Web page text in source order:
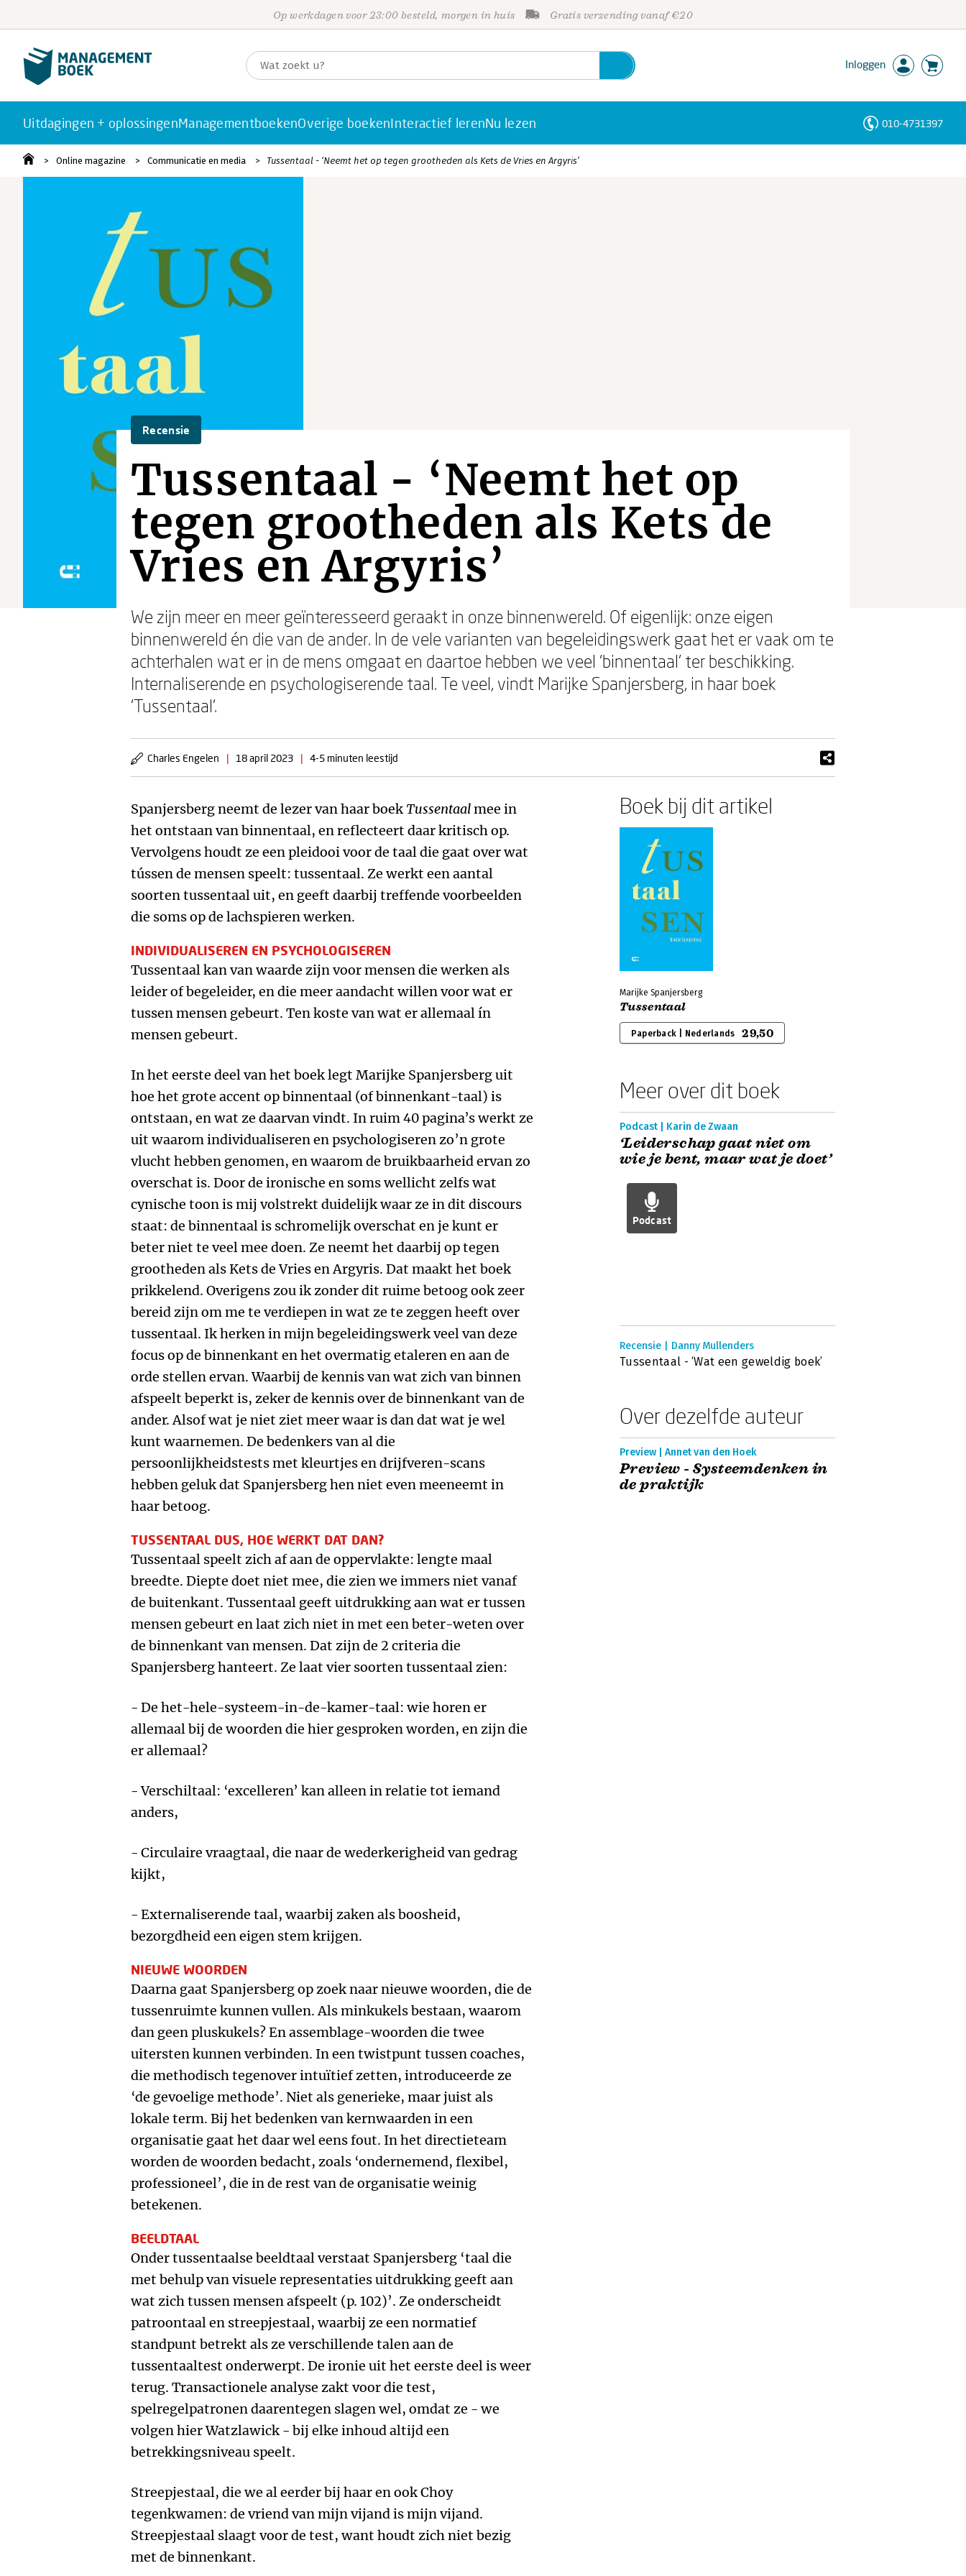
Op werkdagen voor 23:00 besteld, morgen in huis Gratis verzending vanaf €20
Inloggen
Uitdagingen + oplossingenManagementboekenOverige boekenInteractief lerenNu lezen 010-4731397
Online magazine Communicatie en media Tussentaal - ‘Neemt het op tegen grootheden als Kets de Vries en Argyris’
Recensie
Tussentaal - ‘Neemt het op
tegen grootheden als Kets de
Vries en Argyris’
We zijn meer en meer geïnteresseerd geraakt in onze binnenwereld. Of eigenlijk: onze eigen
binnenwereld én die van de ander. In de vele varianten van begeleidingswerk gaat het er vaak om te
achterhalen wat er in de mens omgaat en daartoe hebben we veel ‘binnentaal’ ter beschikking.
Internaliserende en psychologiserende taal. Te veel, vindt Marijke Spanjersberg, in haar boek
‘Tussentaal’.
Charles Engelen | 18 april 2023 | 4-5 minuten leestijd
Spanjersberg neemt de lezer van haar boekTussentaalmee in
het ontstaan van binnentaal, en reflecteert daar kritisch op.
Vervolgens houdt ze een pleidooi voor de taal die gaat over wat
tússen de mensen speelt: tussentaal. Ze werkt een aantal
soorten tussentaal uit, en geeft daarbij treffende voorbeelden
die soms op de lachspieren werken.
INDIVIDUALISEREN EN PSYCHOLOGISEREN
Tussentaal kan van waarde zijn voor mensen die werken als
leider of begeleider, en die meer aandacht willen voor wat er
tussen mensen gebeurt. Ten koste van wat er allemaal ín
mensen gebeurt.
In het eerste deel van het boek legt Marijke Spanjersberg uit
hoe het grote accent op binnentaal (of binnenkant-taal) is
ontstaan, en wat ze daarvan vindt. In ruim 40 pagina’s werkt ze
uit waarom individualiseren en psychologiseren zo’n grote
vlucht hebben genomen, en waarom de bruikbaarheid ervan zo
overschat is. Door de ironische en soms wellicht zelfs wat
cynische toon is mij volstrekt duidelijk waar ze in dit discours
staat: de binnentaal is schromelijk overschat en je kunt er
beter niet te veel mee doen. Ze neemt het daarbij op tegen
grootheden als Kets de Vries en Argyris. Dat maakt het boek
prikkelend. Overigens zou ik zonder dit ruime betoog ook zeer
bereid zijn om me te verdiepen in wat ze te zeggen heeft over
tussentaal. Ik herken in mijn begeleidingswerk veel van deze
focus op de binnenkant en het overmatig etaleren en aan de
orde stellen ervan. Waarbij de kennis van wat zich van binnen
afspeelt beperkt is, zeker de kennis over de binnenkant van de
ander. Alsof wat je niet ziet meer waar is dan dat wat je wel
kunt waarnemen. De bedenkers van al die
persoonlijkheidstests met kleurtjes en drijfveren-scans
hebben geluk dat Spanjersberg hen niet even meeneemt in
haar betoog.
TUSSENTAAL DUS, HOE WERKT DAT DAN?
Tussentaal speelt zich af aan de oppervlakte: lengte maal
breedte. Diepte doet niet mee, die zien we immers niet vanaf
de buitenkant. Tussentaal geeft uitdrukking aan wat er tussen
mensen gebeurt en laat zich niet in met een beter-weten over
de binnenkant van mensen. Dat zijn de 2 criteria die
Spanjersberg hanteert. Ze laat vier soorten tussentaal zien:
- De het-hele-systeem-in-de-kamer-taal: wie horen er
allemaal bij de woorden die hier gesproken worden, en zijn die
er allemaal?
- Verschiltaal: ‘excelleren’ kan alleen in relatie tot iemand
anders,
- Circulaire vraagtaal, die naar de wederkerigheid van gedrag
kijkt,
- Externaliserende taal, waarbij zaken als boosheid,
bezorgdheid een eigen stem krijgen.
NIEUWE WOORDEN
Daarna gaat Spanjersberg op zoek naar nieuwe woorden, die de
tussenruimte kunnen vullen. Als minkukels bestaan, waarom
dan geen pluskukels? En assemblage-woorden die twee
uitersten kunnen verbinden. In een twistpunt tussen coaches,
die methodisch tegenover intuïtief zetten, introduceerde ze
‘de gevoelige methode’. Niet als generieke, maar juist als
lokale term. Bij het bedenken van kernwaarden in een
organisatie gaat het daar wel eens fout. In het directieteam
worden de woorden bedacht, zoals ‘ondernemend, flexibel,
professioneel’, die in de rest van de organisatie weinig
betekenen.
BEELDTAAL
Onder tussentaalse beeldtaal verstaat Spanjersberg ‘taal die
met behulp van visuele representaties uitdrukking geeft aan
wat zich tussen mensen afspeelt (p. 102)’. Ze onderscheidt
patroontaal en streepjestaal, waarbij ze een normatief
standpunt betrekt als ze verschillende talen aan de
tussentaaltest onderwerpt. De ironie uit het eerste deel is weer
terug. Transactionele analyse zakt voor die test,
spelregelpatronen daarentegen slagen wel, omdat ze - we
volgen hier Watzlawick - bij elke inhoud altijd een
betrekkingsniveau speelt.
Streepjestaal, die we al eerder bij haar en ook Choy
tegenkwamen: de vriend van mijn vijand is mijn vijand.
Streepjestaal slaagt voor de test, want houdt zich niet bezig
met de binnenkant.
Boek bij dit artikel
Marijke Spanjersberg
Tussentaal
Paperback | Nederlands 29,50
Meer over dit boek
Podcast | Karin de Zwaan
‘Leiderschap gaat niet om
wie je bent, maar wat je doet’
Podcast
Recensie | Danny Mullenders
Tussentaal - ‘Wat een geweldig boek’
Over dezelfde auteur
Preview | Annet van den Hoek
Preview - Systeemdenken in
de praktijk
Personen